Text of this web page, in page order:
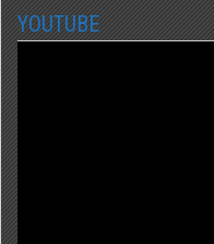
YOUTUBE